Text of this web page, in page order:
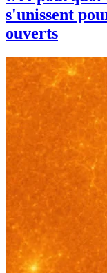
s'unissent
ouverts